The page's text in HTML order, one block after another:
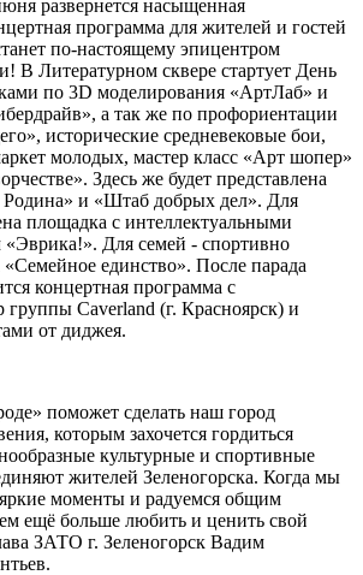
развернется насыщенная
программа для жителей и гостей
по-настоящему эпицентром
В Литературном сквере стартует День
по 3D моделирования «АртЛаб» и
а так же по профориентации
исторические средневековые бои,
молодых, мастер класс «Арт шопер»
Здесь же будет представлена
и «Штаб добрых дел». Для
площадка с интеллектуальными
Для семей - спортивно
«Семейное единство». После парада
концертная программа с
группы Caverland (г. Красноярск) и
от диджея.
поможет сделать наш город
которым захочется гордиться
культурные и спортивные
жителей Зеленогорска. Когда мы
моменты и радуемся общим
ещё больше любить и ценить свой
ЗАТО г. Зеленогорск Вадим